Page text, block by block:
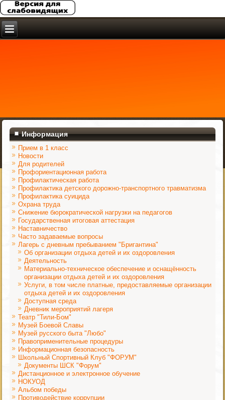
Информация
Прием в 1 класс
Новости
Для родителей
Профориентационная работа
Профилактическая работа
Профилактика детского дорожно-транспортного травматизма
Профилактика суицида
Охрана труда
Снижение бюрократической нагрузки на педагогов
Государственная итоговая аттестация
Наставничество
Часто задаваемые вопросы
Лагерь с дневным пребыванием "Бригантина"
Об организации отдыха детей и их оздоровления
Деятельность
Материально-техническое обеспечение и оснащённость
организации отдыха детей и их оздоровления
Услуги, в том числе платные, предоставляемые организации
отдыха детей и их оздоровления
Доступная среда
Дневник мероприятий лагеря
Театр "Тили-Бом"
Музей Боевой Славы
Музей русского быта "Любо"
Правоприменительные процедуры
Информационная безопасность
Школьный Спортивный Клуб "ФОРУМ"
Документы ШСК "Форум"
Дистанционное и электронное обучение
НОКУОД
Альбом победы
Противодействие коррупции